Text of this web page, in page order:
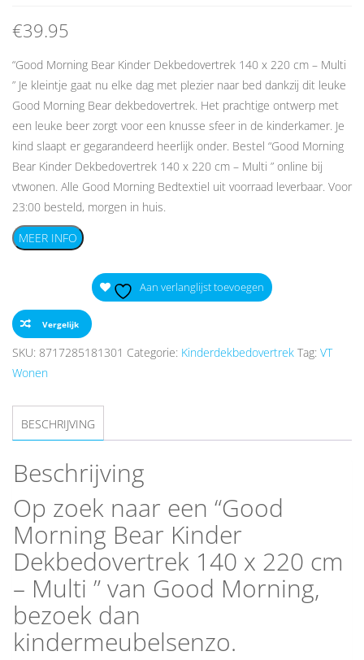
€39.95
“Good Morning Bear Kinder Dekbedovertrek 140 x 220 cm – Multi
” Je kleintje gaat nu elke dag met plezier naar bed dankzij dit leuke
Good Morning Bear dekbedovertrek. Het prachtige ontwerp met
een leuke beer zorgt voor een knusse sfeer in de kinderkamer. Je
kind slaapt er gegarandeerd heerlijk onder. Bestel “Good Morning
Bear Kinder Dekbedovertrek 140 x 220 cm – Multi ” online bij
vtwonen. Alle Good Morning Bedtextiel uit voorraad leverbaar. Voor
23:00 besteld, morgen in huis.
MEER INFO
Aan verlanglijst toevoegen
Vergelijk
SKU: 8717285181301 Categorie: Kinderdekbedovertrek Tag: VT
Wonen
BESCHRIJVING
Beschrijving
Op zoek naar een “Good
Morning Bear Kinder
Dekbedovertrek 140 x 220 cm
– Multi ” van Good Morning,
bezoek dan
kindermeubelsenzo.